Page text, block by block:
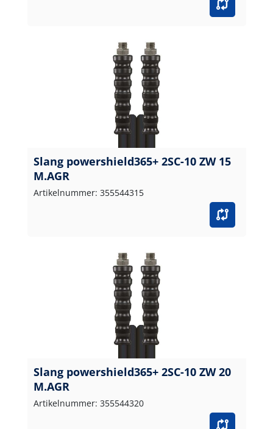
Slang powershield365+ 2SC-10 ZW 15
M.AGR
Artikelnummer: 355544315
Slang powershield365+ 2SC-10 ZW 20
M.AGR
Artikelnummer: 355544320